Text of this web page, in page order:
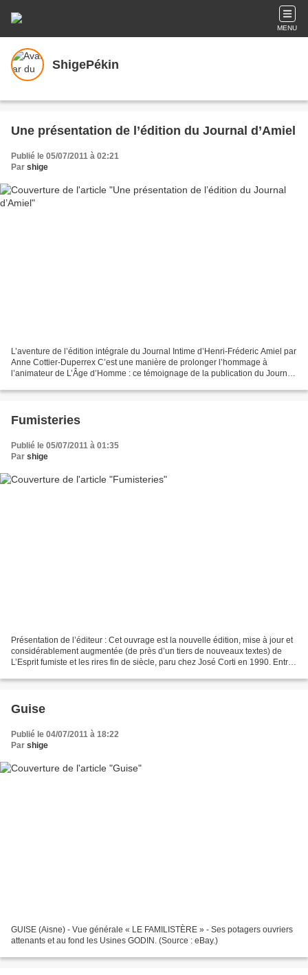
MENU
ShigePékin
Une présentation de l’édition du Journal d’Amiel
Publié le 05/07/2011 à 02:21
Par shige
L’aventure de l’édition intégrale du Journal Intime d’Henri-Fréderic Amiel par
Anne Cottier-Duperrex C’est une manière de prolonger l’hommage à
l’animateur de L’Âge d’Homme : ce témoignage de la publication du Journal
Fumisteries
Publié le 05/07/2011 à 01:35
Par shige
Présentation de l’éditeur : Cet ouvrage est la nouvelle édition, mise à jour et
considérablement augmentée (de près d’un tiers de nouveaux textes) de
L’Esprit fumiste et les rires fin de siècle, paru chez José Corti en 1990. Entre
Guise
Publié le 04/07/2011 à 18:22
Par shige
GUISE (Aisne) - Vue générale « LE FAMILISTÈRE » - Ses potagers ouvriers
attenants et au fond les Usines GODIN. (Source : eBay.)